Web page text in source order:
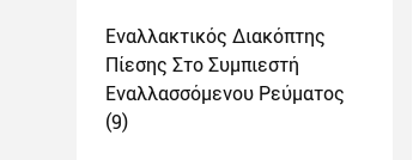
Εναλλακτικός Διακόπτης
Πίεσης Στο Συμπιεστή
Εναλλασσόμενου Ρεύματος
(9)